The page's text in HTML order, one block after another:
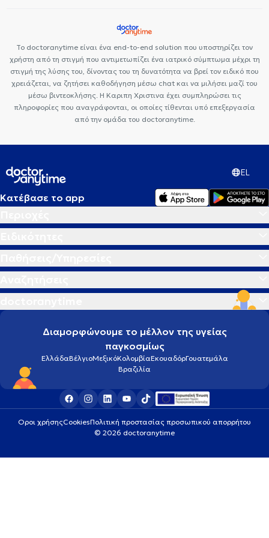
Το doctoranytime είναι ένα end-to-end solution που υποστηρίζει τον
χρήστη από τη στιγμή που αντιμετωπίζει ένα ιατρικό σύμπτωμα μέχρι τη
στιγμή της λύσης του, δίνοντας του τη δυνατότητα να βρεί τον ειδικό που
χρειάζεται, να ζητήσει καθοδήγηση μέσω chat και να μιλήσει μαζί του
μέσω βιντεοκλήσης. Η Καριπη Χριστινα έχει συμπληρώσει τις
πληροφορίες που αναγράφονται, οι οποίες τίθενται υπό επεξεργασία
από την ομάδα του doctoranytime.
EL
Κατέβασε το app
Διαμορφώνουμε το μέλλον της υγείας
παγκοσμίως
ΕλλάδαΒέλγιοΜεξικόΚολομβίαΕκουαδόρΓουατεμάλα
Βραζιλία
Οροι χρήσηςCookiesΠολιτική προστασίας προσωπικού απορρήτου
© 2026 doctoranytime